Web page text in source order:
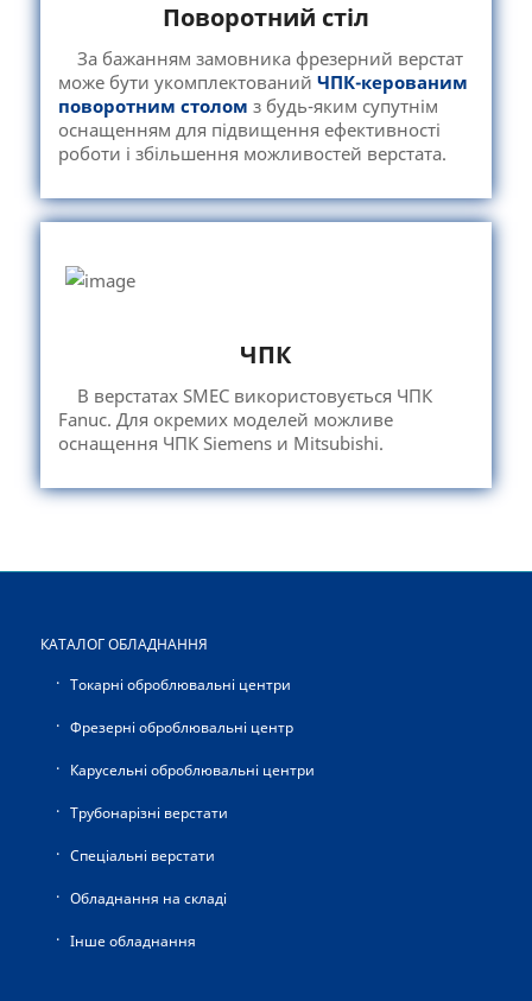
Поворотний стіл
За бажанням замовника фрезерний верстат
може бути укомплектований ЧПК-керованим
поворотним столом з будь-яким супутнім
оснащенням для підвищення ефективності
роботи і збільшення можливостей верстата.
ЧПК
В верстатах SMEC використовується ЧПК
Fanuc. Для окремих моделей можливе
оснащення ЧПК Siemens и Mitsubishi.
КАТАЛОГ ОБЛАДНАННЯ
Токарні оброблювальні центри
Фрезерні оброблювальні центр
Карусельні оброблювальні центри
Трубонарізні верстати
Спеціальні верстати
Обладнання на складі
Інше обладнання